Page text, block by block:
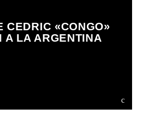
CEDRIC «CONGO»
A LA ARGENTINA